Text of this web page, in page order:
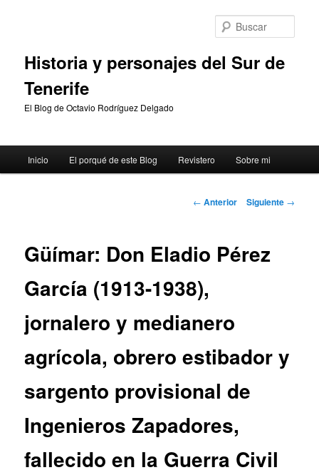
Historia y personajes del Sur de
Tenerife
El Blog de Octavio Rodríguez Delgado
principal
Inicio El porqué de este Blog Revistero Sobre mi
Navegación
← Anterior Siguiente →
Güímar: Don Eladio Pérez
García (1913-1938),
jornalero y medianero
agrícola, obrero estibador y
sargento provisional de
Ingenieros Zapadores,
fallecido en la Guerra Civil